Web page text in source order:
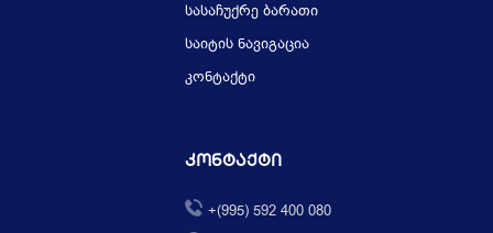
სასაჩუქრე ბარათი
საიტის ნავიგაცია
კონტაქტი
Კონტაქტი
+(995) 592 400 080